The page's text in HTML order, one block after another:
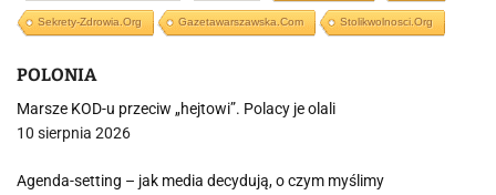
Sekrety-Zdrowia.org Gazetawarszawska.com Stolikwolnosci.org
POLONIA
Marsze KOD-u przeciw „hejtowi”. Polacy je olali
10 sierpnia 2026
Agenda-setting – jak media decydują, o czym myślimy